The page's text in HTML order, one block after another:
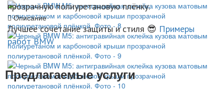
прозрачную полиуретановую плёнку.
Описание
Лучшее сочетание защиты и стиля 😎 Примеры
работ BMW
Предлагаемые услуги